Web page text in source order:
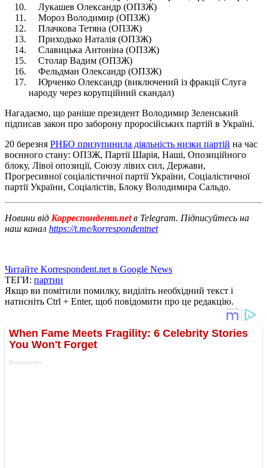
Лукашев Олександр (ОПЗЖ)
Мороз Володимир (ОПЗЖ)
Плачкова Тетяна (ОПЗЖ)
Приходько Наталія (ОПЗЖ)
Славицька Антоніна (ОПЗЖ)
Столар Вадим (ОПЗЖ)
Фельдман Олександр (ОПЗЖ)
Юрченко Олександр (виключений із фракції Слуга
народу через корупційний скандал)
Нагадаємо, що раніше президент Володимир Зеленський
підписав закон про заборону проросійських партій в Україні.
20 березня РНБО призупинила діяльність низки партій на час
воєнного стану: ОПЗЖ, Партії Шарія, Наші, Опозиційного
блоку, Лівої опозиції, Союзу лівих сил, Держави,
Прогресивної соціалістичної партії України, Соціалістичної
партії України, Соціалістів, Блоку Володимира Сальдо.
Новини від Корреспондент.netв Telegram. Підписуйтесь на
наш канал https://t.me/korrespondentnet
Читайте Korrespondent.net в Google News
ТЕГИ: партии
Якщо ви помітили помилку, виділіть необхідний текст і
натисніть Ctrl + Enter, щоб повідомити про це редакцію.